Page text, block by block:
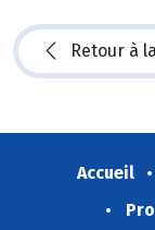
Retour à
Accueil